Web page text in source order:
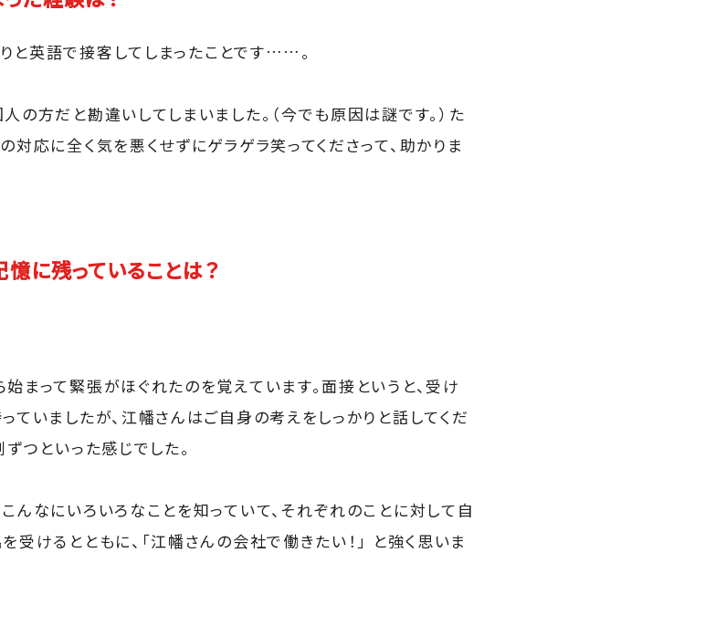
と英語で接客してしまったことです……。
の方だと勘違いしてしまいました。（今でも原因は謎です。）た
対応に全く気を悪くせずにゲラゲラ笑ってくださって、助かりま
に残っていることは？
まって緊張がほぐれたのを覚えています。面接というと、受け
ていましたが、江幡さんはご自身の考えをしっかりと話してくだ
つといった感じでした。
んなにいろいろなことを知っていて、それぞれのことに対して自
受けるとともに、「江幡さんの会社で働きたい！」 と強く思いま